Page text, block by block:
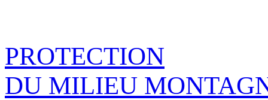
PROTECTION
DU MILIEU